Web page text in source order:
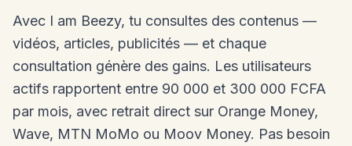
Avec I am Beezy, tu consultes des contenus —
vidéos, articles, publicités — et chaque
consultation génère des gains. Les utilisateurs
actifs rapportent entre 90 000 et 300 000 FCFA
par mois, avec retrait direct sur Orange Money,
Wave, MTN MoMo ou Moov Money. Pas besoin